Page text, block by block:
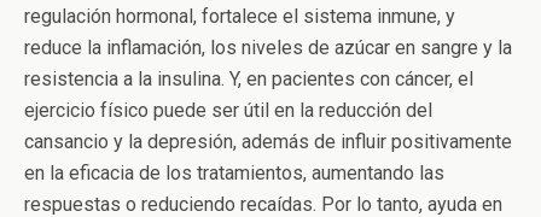
regulación hormonal, fortalece el sistema inmune, y
reduce la inflamación, los niveles de azúcar en sangre y la
resistencia a la insulina. Y, en pacientes con cáncer, el
ejercicio físico puede ser útil en la reducción del
cansancio y la depresión, además de influir positivamente
en la eficacia de los tratamientos, aumentando las
respuestas o reduciendo recaídas. Por lo tanto, ayuda en